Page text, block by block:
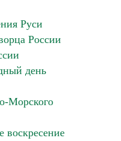
Руси
России
день
Морского
воскресение